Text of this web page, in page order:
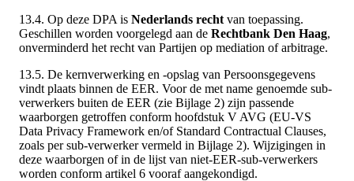
13.4. Op deze DPA is Nederlands recht van toepassing.
Geschillen worden voorgelegd aan de Rechtbank Den Haag,
onverminderd het recht van Partijen op mediation of arbitrage.
13.5. De kernverwerking en -opslag van Persoonsgegevens
vindt plaats binnen de EER. Voor de met name genoemde sub-
verwerkers buiten de EER (zie Bijlage 2) zijn passende
waarborgen getroffen conform hoofdstuk V AVG (EU-VS
Data Privacy Framework en/of Standard Contractual Clauses,
zoals per sub-verwerker vermeld in Bijlage 2). Wijzigingen in
deze waarborgen of in de lijst van niet-EER-sub-verwerkers
worden conform artikel 6 vooraf aangekondigd.